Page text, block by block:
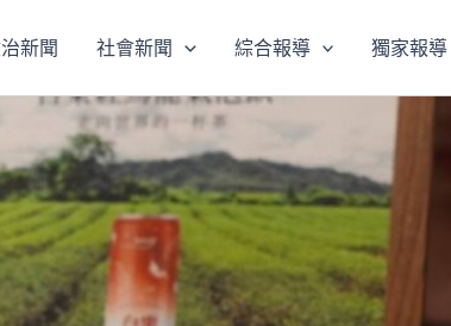
新聞 社會新聞 綜合報導 獨家報導